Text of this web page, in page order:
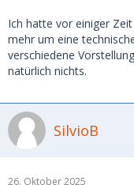
Ich hatte vor einiger
mehr um eine
verschiedene
natürlich nichts.
SilvioB
26. Oktober 2025